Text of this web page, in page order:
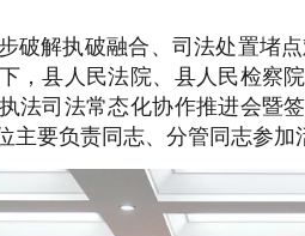
破解执破融合、司法处置堵
，县人民法院、县人民检察
法司法常态化协作推进会暨
主要负责同志、分管同志参加